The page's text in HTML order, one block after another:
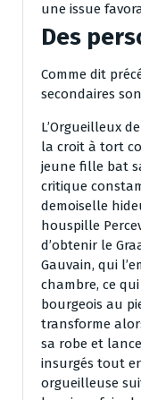
une issue
Des
Comme dit
secondaires
L’Orgueilleux
la croit à tort
jeune fille bat
critique
demoiselle
houspille
d’obtenir le
Gauvain, qui
chambre, ce
bourgeois au
transforme
sa robe et
insurgés tout
orgueilleuse